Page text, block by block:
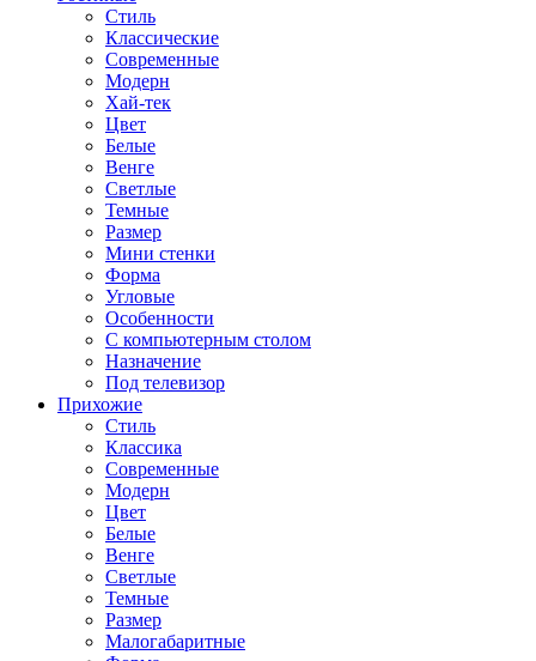
Стиль
Классические
Современные
Модерн
Хай-тек
Цвет
Белые
Венге
Светлые
Темные
Размер
Мини стенки
Форма
Угловые
Особенности
С компьютерным столом
Назначение
Под телевизор
Прихожие
Стиль
Классика
Современные
Модерн
Цвет
Белые
Венге
Светлые
Темные
Размер
Малогабаритные